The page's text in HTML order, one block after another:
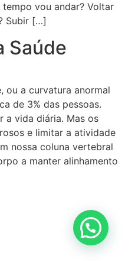
vou andar? Voltar
Subir […]
Saúde
ou a curvatura anormal
de 3% das pessoas.
a vida diária. Mas os
e limitar a atividade
nossa coluna vertebral
a manter alinhamento